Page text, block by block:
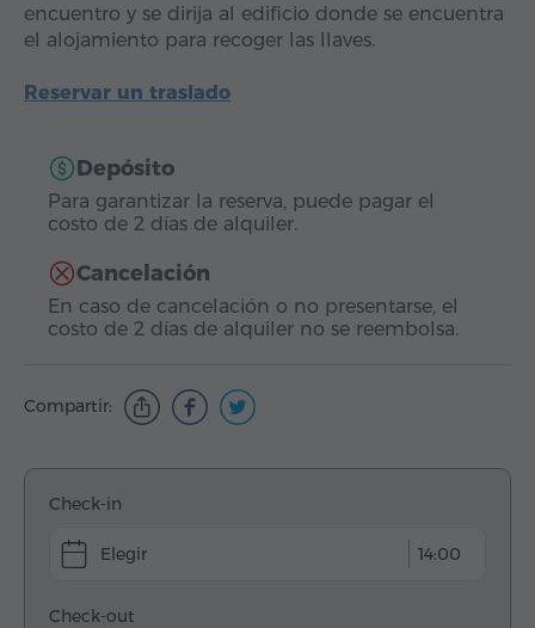
encuentro y se dirija al edificio donde se encuentra
el alojamiento para recoger las llaves.
Reservar un traslado
Depósito
Para garantizar la reserva, puede pagar el
costo de 2 días de alquiler.
Cancelación
En caso de cancelación o no presentarse, el
costo de 2 días de alquiler no se reembolsa.
Compartir:
Check-in
14:00
Check-out